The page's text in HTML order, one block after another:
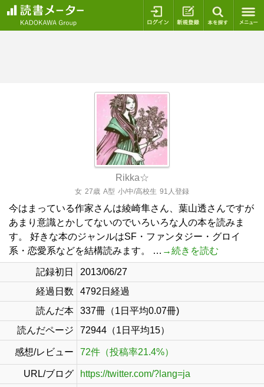
ログイン 新規登録
Rikka☆
女 27歳 A型 小/中/高校生 91人登録
今はまっている作家さんは綾崎隼さん、葉山透さんですが
あまり意識とかしてないのでいろいろな人の本を読みま
す。 好きな本のジャンルはSF・ファンタジー・グロイ
系・恋愛系などを結構読みます。 … →続きを読む
記録初日
2013/06/27
経過日数
4792日経過
読んだ本
337冊（1日平均0.07冊)
読んだページ
72944（1日平均15）
感想/レビュー 72件（投稿率21.4%）
URL/ブログ https://twitter.com/?lang=ja